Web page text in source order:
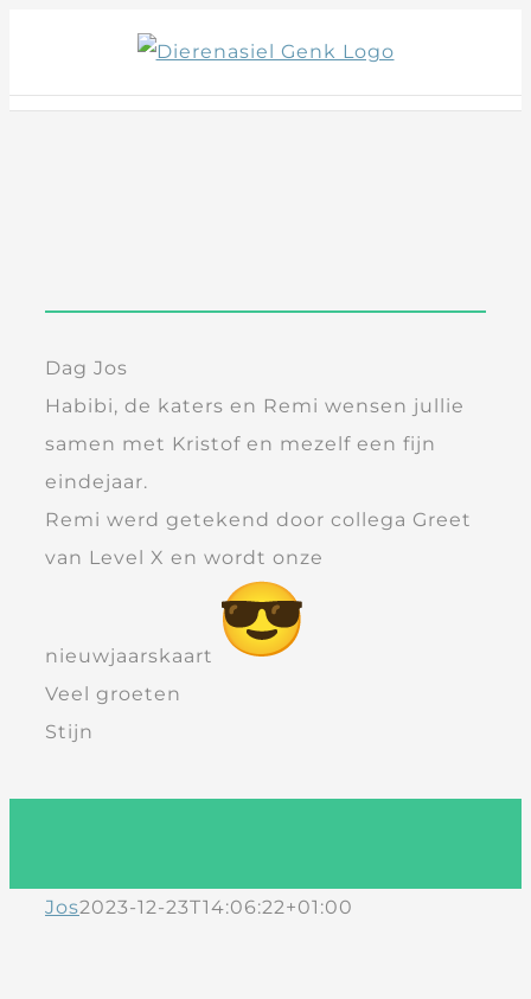
content
Dag Jos
Habibi, de katers en Remi wensen jullie
samen met Kristof en mezelf een fijn
eindejaar.
Remi werd getekend door collega Greet
van Level X en wordt onze
nieuwjaarskaart
Veel groeten
Stijn
Jos2023-12-23T14:06:22+01:00